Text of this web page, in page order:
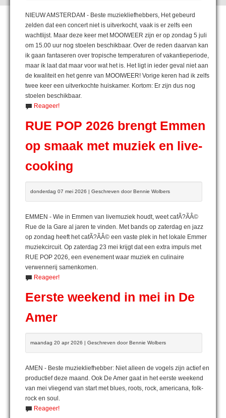
NIEUW AMSTERDAM - Beste muziekliefhebbers, Het gebeurd
zelden dat een concert niet is uitverkocht, vaak is er zelfs een
wachtlijst. Maar deze keer met MOOIWEER zijn er op zondag 5 juli
om 15.00 uur nog stoelen beschikbaar. Over de reden daarvan kan
ik gaan fantaseren over tropische temperaturen of vakantieperiode,
maar ik laat dat maar voor wat het is. Het ligt in ieder geval niet aan
de kwaliteit en het genre van MOOIWEER! Vorige keren had ik zelfs
twee keer een uitverkochte huiskamer. Kortom: Er zijn dus nog
stoelen beschikbaar.
Reageer!
RUE POP 2026 brengt Emmen
op smaak met muziek en live-
cooking
donderdag 07 mei 2026 | Geschreven door Bennie Wolbers
EMMEN - Wie in Emmen van livemuziek houdt, weet cafÃ?ÃÂ©
Rue de la Gare al jaren te vinden. Met bands op zaterdag en jazz
op zondag heeft het cafÃ?ÃÂ© een vaste plek in het lokale Emmer
muziekcircuit. Op zaterdag 23 mei krijgt dat een extra impuls met
RUE POP 2026, een evenement waar muziek en culinaire
verwennerij samenkomen.
Reageer!
Eerste weekend in mei in De
Amer
maandag 20 apr 2026 | Geschreven door Bennie Wolbers
AMEN - Beste muziekliefhebber: Niet alleen de vogels zijn actief en
productief deze maand. Ook De Amer gaat in het eerste weekend
van mei vliegend van start met blues, roots, rock, americana, folk-
rock en soul.
Reageer!